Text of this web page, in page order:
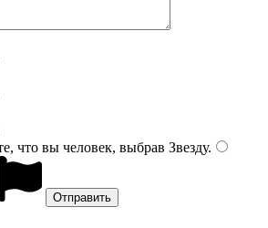
что вы человек, выбрав Звезду.